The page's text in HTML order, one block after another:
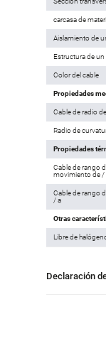
carcasa de
Aislamiento de
Estructura de
Color del cable
Propiedades
Cable de radio
Radio de
Propiedades
Cable de rango
movimiento de /
Cable de rango
/ a
Otras
Libre de
Declaración